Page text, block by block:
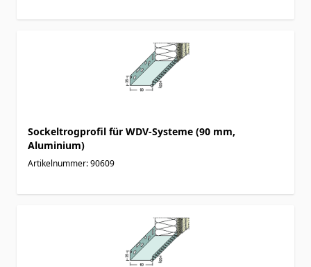
Sockeltrogprofil für WDV-Systeme (90 mm,
Aluminium)
Artikelnummer: 90609